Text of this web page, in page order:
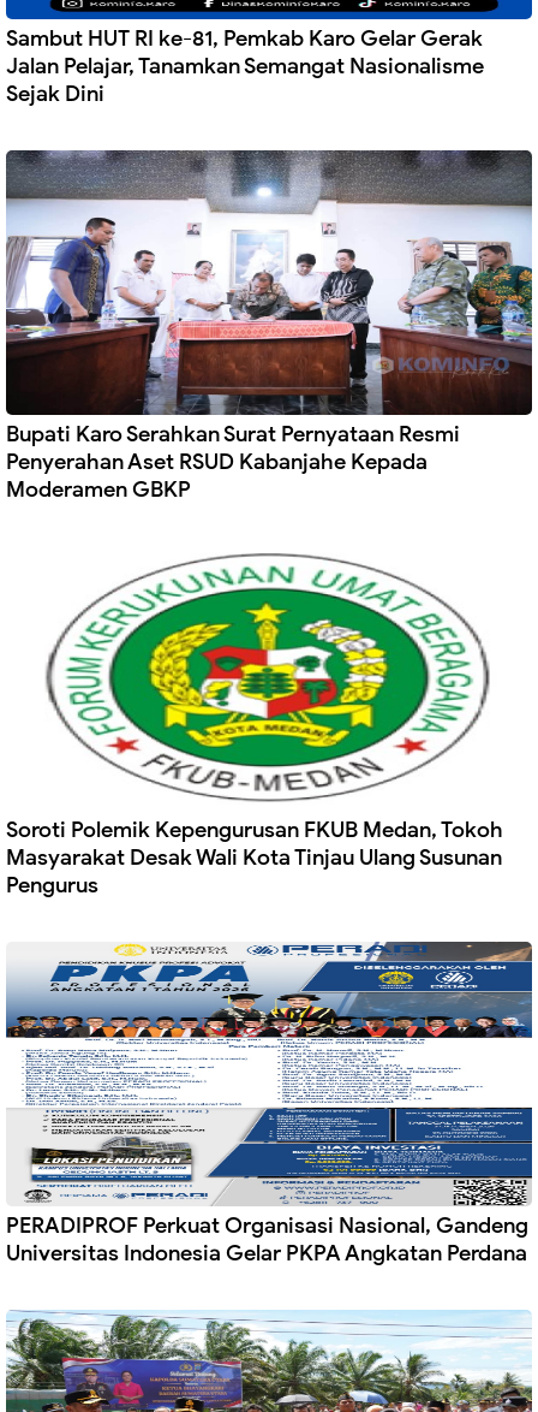
Sambut HUT RI ke-81, Pemkab Karo Gelar Gerak
Jalan Pelajar, Tanamkan Semangat Nasionalisme
Sejak Dini
Bupati Karo Serahkan Surat Pernyataan Resmi
Penyerahan Aset RSUD Kabanjahe Kepada
Moderamen GBKP
Soroti Polemik Kepengurusan FKUB Medan, Tokoh
Masyarakat Desak Wali Kota Tinjau Ulang Susunan
Pengurus
PERADIPROF Perkuat Organisasi Nasional, Gandeng
Universitas Indonesia Gelar PKPA Angkatan Perdana